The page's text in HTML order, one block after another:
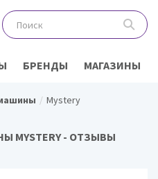
БРЕНДЫ МАГАЗИНЫ
Mystery
- ОТЗЫВЫ